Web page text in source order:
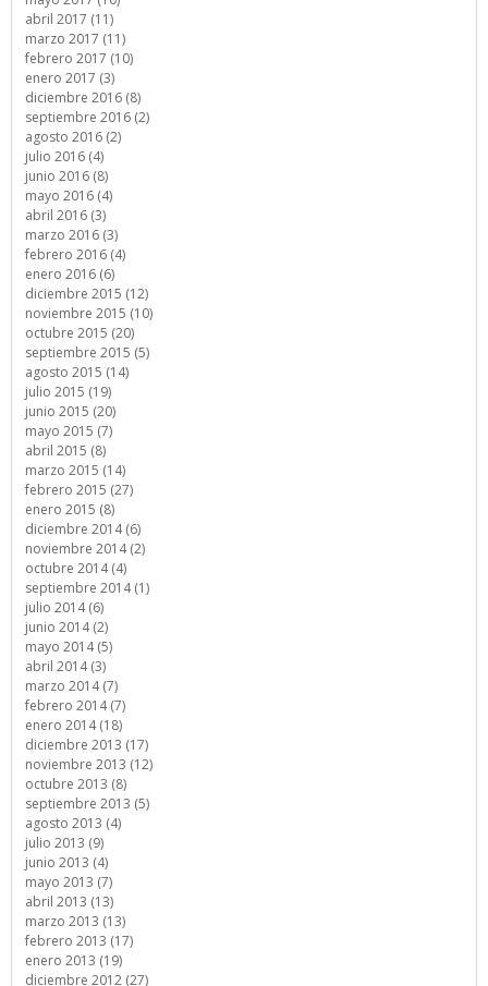
abril 2017 (11)
marzo 2017 (11)
febrero 2017 (10)
enero 2017 (3)
diciembre 2016 (8)
septiembre 2016 (2)
agosto 2016 (2)
julio 2016 (4)
junio 2016 (8)
mayo 2016 (4)
abril 2016 (3)
marzo 2016 (3)
febrero 2016 (4)
enero 2016 (6)
diciembre 2015 (12)
noviembre 2015 (10)
octubre 2015 (20)
septiembre 2015 (5)
agosto 2015 (14)
julio 2015 (19)
junio 2015 (20)
mayo 2015 (7)
abril 2015 (8)
marzo 2015 (14)
febrero 2015 (27)
enero 2015 (8)
diciembre 2014 (6)
noviembre 2014 (2)
octubre 2014 (4)
septiembre 2014 (1)
julio 2014 (6)
junio 2014 (2)
mayo 2014 (5)
abril 2014 (3)
marzo 2014 (7)
febrero 2014 (7)
enero 2014 (18)
diciembre 2013 (17)
noviembre 2013 (12)
octubre 2013 (8)
septiembre 2013 (5)
agosto 2013 (4)
julio 2013 (9)
junio 2013 (4)
mayo 2013 (7)
abril 2013 (13)
marzo 2013 (13)
febrero 2013 (17)
enero 2013 (19)
diciembre 2012 (27)